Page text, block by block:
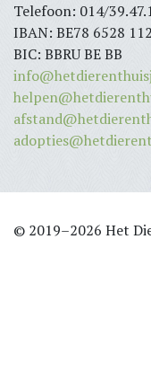
Telefoon: 014/
IBAN: BE78 6528
BIC: BBRU BE BB
© 2019–2026 Het